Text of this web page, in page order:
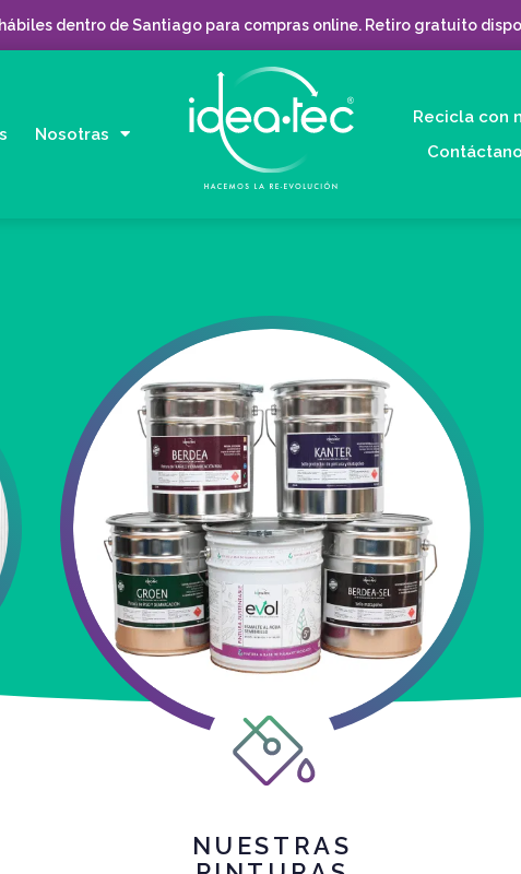
hábiles dentro de Santiago para compras online. Retiro gratuito
Nosotras
Recicla con
NUESTRAS